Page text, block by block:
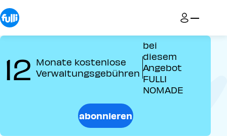
Direkt
zum
Inhalt
12 Monate kostenlose
Verwaltungsgebühren
bei
diesem
Angebot
FULLI
NOMADE
abonnieren